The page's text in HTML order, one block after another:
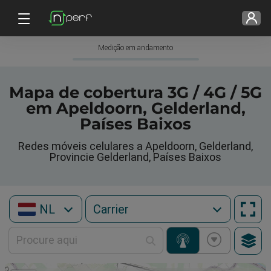
Medição em andamento
Mapa de cobertura 3G / 4G / 5G
em Apeldoorn, Gelderland,
Países Baixos
Redes móveis celulares a Apeldoorn, Gelderland,
Provincie Gelderland, Países Baixos
NL